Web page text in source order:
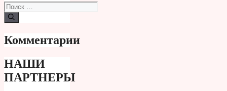
Поиск:
Комментарии
НАШИ
ПАРТНЕРЫ